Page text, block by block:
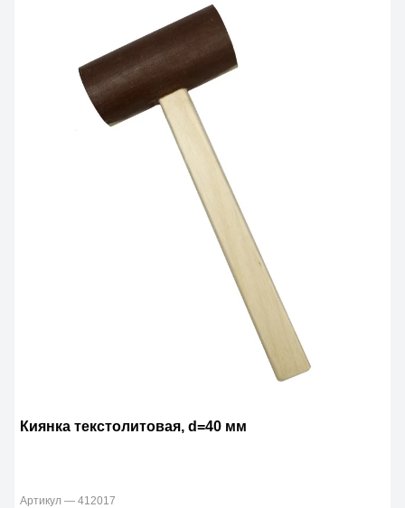
Киянка текстолитовая, d=40 мм
Артикул — 412017